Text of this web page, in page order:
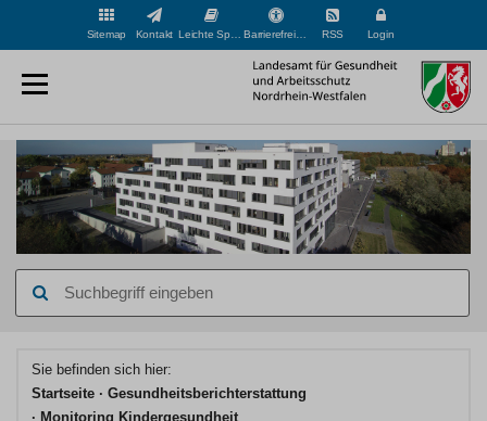
Sitemap Kontakt Barrierefreiheit RSS Login
eingeben
Sie befinden sich hier:
Startseite
Gesundheits­berichterstattung
Monitoring Kindergesundheit